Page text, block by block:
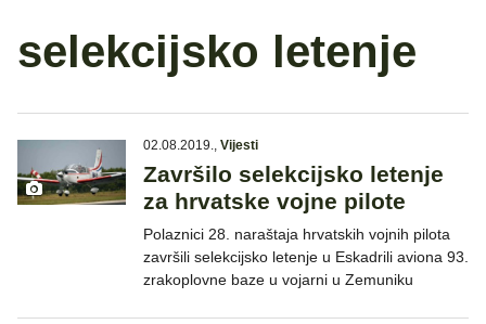
selekcijsko letenje
02.08.2019., Vijesti
Završilo selekcijsko letenje
za hrvatske vojne pilote
Polaznici 28. naraštaja hrvatskih vojnih pilota
završili selekcijsko letenje u Eskadrili aviona 93.
zrakoplovne baze u vojarni u Zemuniku